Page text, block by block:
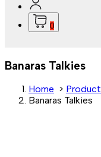
0
Banaras Talkies
Home > Product
Banaras Talkies